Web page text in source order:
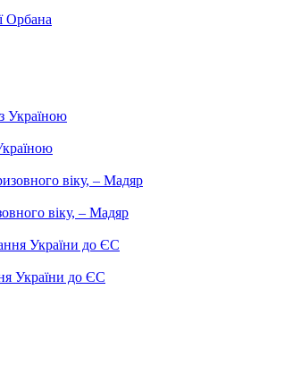
Орбана
віку, – Мадяр
України до ЄС